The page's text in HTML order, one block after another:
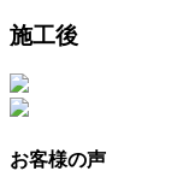
施工後
お客様の声